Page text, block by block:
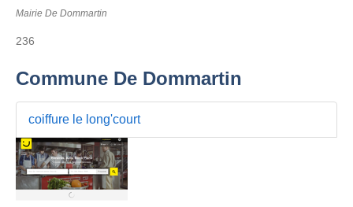
Mairie De Dommartin
236
Commune De Dommartin
coiffure le long'court